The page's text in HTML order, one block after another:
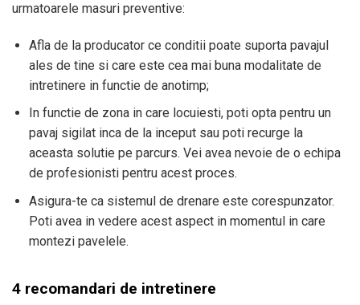
urmatoarele masuri preventive:
Afla de la producator ce conditii poate suporta pavajul
ales de tine si care este cea mai buna modalitate de
intretinere in functie de anotimp;
In functie de zona in care locuiesti, poti opta pentru un
pavaj sigilat inca de la inceput sau poti recurge la
aceasta solutie pe parcurs. Vei avea nevoie de o echipa
de profesionisti pentru acest proces.
Asigura-te ca sistemul de drenare este corespunzator.
Poti avea in vedere acest aspect in momentul in care
montezi pavelele.
4 recomandari de intretinere